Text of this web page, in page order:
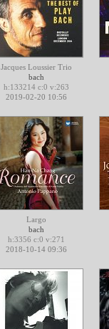
Jacques Loussier Trio
bach
h:133214 c:0 v:263
2019-02-20 10:56
Largo
bach
h:3356 c:0 v:271
2018-10-14 09:36